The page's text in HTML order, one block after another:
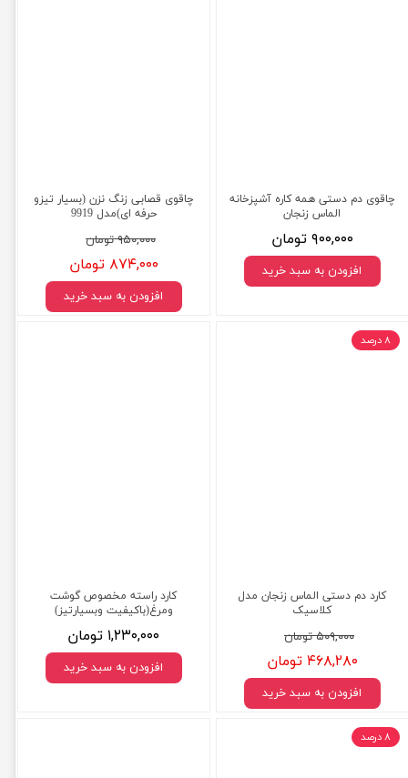
چاقوی دم دستی همه کاره آشپزخانه
الماس زنجان
۹۰۰,۰۰۰ تومان
افزودن به سبد خرید
چاقوی قصابی زنگ نزن (بسیار تیزو
حرفه ای)مدل 9919
۹۵۰,۰۰۰ تومان
۸۷۴,۰۰۰ تومان
افزودن به سبد خرید
کارد دم دستی الماس زنجان مدل
کلاسیک
۵۰۹,۰۰۰ تومان
۴۶۸,۲۸۰ تومان
افزودن به سبد خرید
۸ درصد
کارد راسته مخصوص گوشت
ومرغ(باکیفیت وبسیارتیز)
۱,۲۳۰,۰۰۰ تومان
افزودن به سبد خرید
۸ درصد